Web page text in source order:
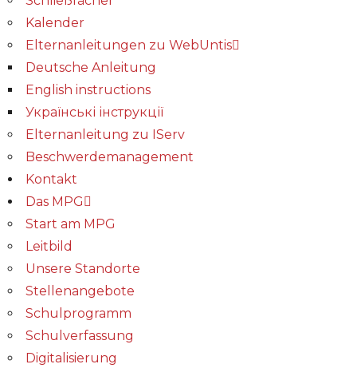
Kalender
Elternanleitungen zu WebUntis
Deutsche Anleitung
English instructions
Українські інструкції
Elternanleitung zu IServ
Beschwerdemanagement
Kontakt
Das MPG
Start am MPG
Leitbild
Unsere Standorte
Stellenangebote
Schulprogramm
Schulverfassung
Digitalisierung